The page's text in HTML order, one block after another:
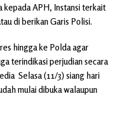
kepada APH, Instansi terkait
di berikan Garis Polisi.
hingga ke Polda agar
terindikasi perjudian secara
Selasa (11/3) siang hari
mulai dibuka walaupun